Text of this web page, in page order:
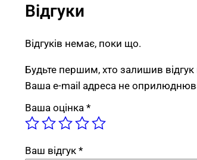
Відгуки
Відгуків немає, поки що.
Будьте першим, хто залишив відгук
Ваша e-mail адреса не
Ваша оцінка *
Ваш відгук *